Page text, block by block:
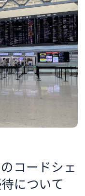
ュ
ー
コードシェ
について